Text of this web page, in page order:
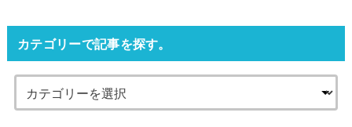
カテゴリーで記事を探す。